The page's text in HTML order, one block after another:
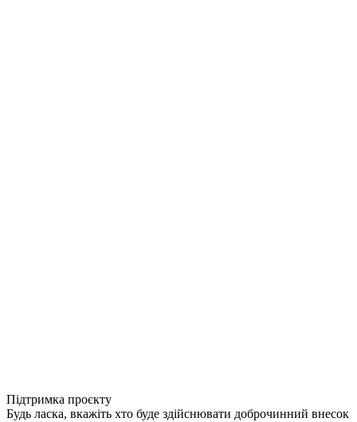
Підтримка проєкту
Будь ласка, вкажіть хто буде здійснювати доброчинний внесок